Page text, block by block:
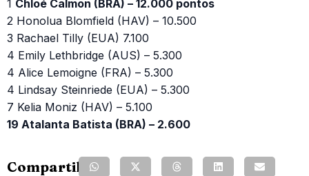
1 Chloé Calmon (BRA) – 12.000 pontos
2 Honolua Blomfield (HAV) – 10.500
3 Rachael Tilly (EUA) 7.100
4 Emily Lethbridge (AUS) – 5.300
4 Alice Lemoigne (FRA) – 5.300
4 Lindsay Steinriede (EUA) – 5.300
7 Kelia Moniz (HAV) – 5.100
19 Atalanta Batista (BRA) – 2.600
Compartilhe: